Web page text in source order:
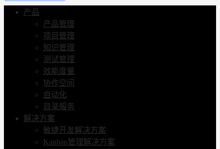
产品
产品管理
项目管理
知识管理
测试管理
效能度量
协作空间
自动化
目录服务
解决方案
敏捷开发解决方案
Kanban管理解决方案